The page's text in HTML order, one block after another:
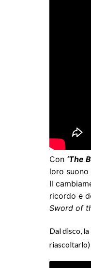
Con ‘The
loro suono
Il
ricordo e
Sword of
Dal disco,
riascoltarlo)